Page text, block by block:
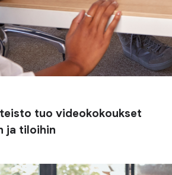
tuo videokokoukset
ja tiloihin